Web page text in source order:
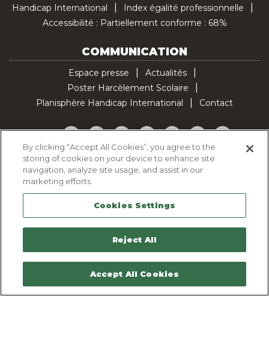
Handicap International
Index égalité professionnelle
Accessibilité : Partiellement conforme : 68%
COMMUNICATION
Espace presse
Actualités
Poster Harcèlement Scolaire
Planisphère Handicap International
Contact
Facebook
TwitterYouTubePinterestInstagramLinkedInTikTok
Politique d'utilisation des cookies
Politique de confidentialité
Mentions légales
Plan du site
Contactez-nous
By clicking “Accept All Cookies”, you agree to the
storing of cookies on your device to enhance site
navigation, analyze site usage, and assist in our
marketing efforts.
Cookies Settings
Reject All
Accept All Cookies